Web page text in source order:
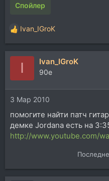
Спойлер
Р
е
а
и
и
:
Ivan_IGroK
I Ivan_IGroK
90e
3 Мар 2010
помогите найти патч
демке Jordana есть на
http://www.youtube.com/